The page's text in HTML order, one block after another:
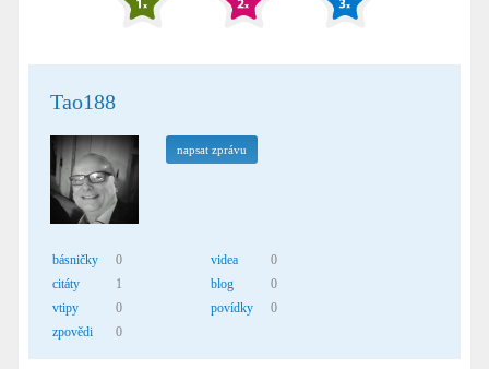
Tao188
napsat zprávu
básničky
0
citáty
1
vtipy
0
zpovědi
0
videa
0
blog
0
povídky
0